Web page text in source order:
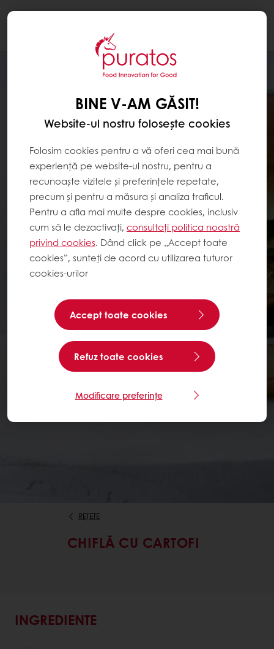
REȚETE
CHIFLĂ CU CARTOFI
INGREDIENTE
BINE V-AM GĂSIT!
Website-ul nostru folosește cookies
Folosim cookies pentru a vă oferi cea mai bună
experiență pe website-ul nostru, pentru a
recunoaște vizitele și preferințele repetate,
precum și pentru a măsura și analiza traficul.
Pentru a afla mai multe despre cookies, inclusiv
cum să le dezactivați, consultați politica noastră
privind cookies. Dând click pe „Accept toate
cookies”, sunteți de acord cu utilizarea tuturor
cookies-urilor
Accept toate cookies
Refuz toate cookies
Modificare preferințe